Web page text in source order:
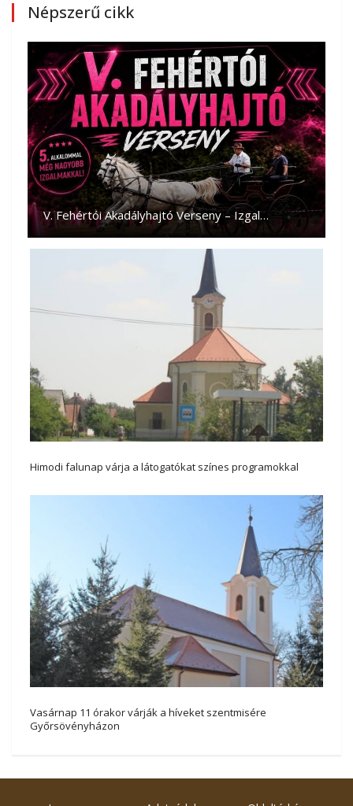
Népszerű cikk
V. Fehértói Akadályhajtó Verseny – Izgal…
Himodi falunap várja a látogatókat színes programokkal
Vasárnap 11 órakor várják a híveket szentmisére
Győrsövényházon